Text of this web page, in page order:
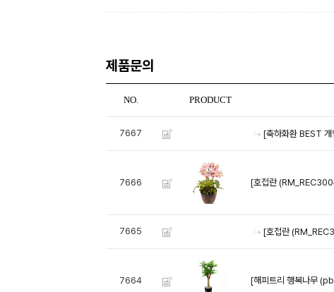
제품문의
NO. PRODUCT
7667 [축하화환 BEST 개
7666 [호접란
7665 [호접란
7664 [해피트리 행복나무